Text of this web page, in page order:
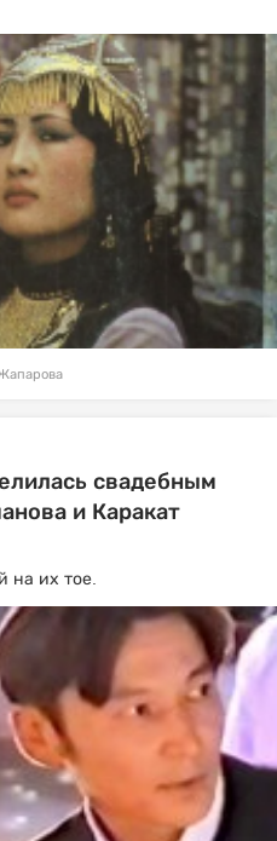
свадебным
и Каракат
на их тое.